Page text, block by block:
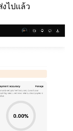
ไปแล้ว